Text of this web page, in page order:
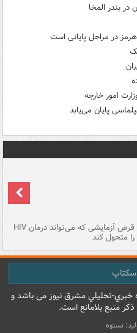
در بندر المخا
در مراحل پایانی است
امور خارجه
پایان می‌یابد
قرص آزمایشی که می‌تواند درمان HIV
را متحول کند
خبري-تحليلي مشرق نيوز می باشد و
منبع بلامانع است.
نستوه